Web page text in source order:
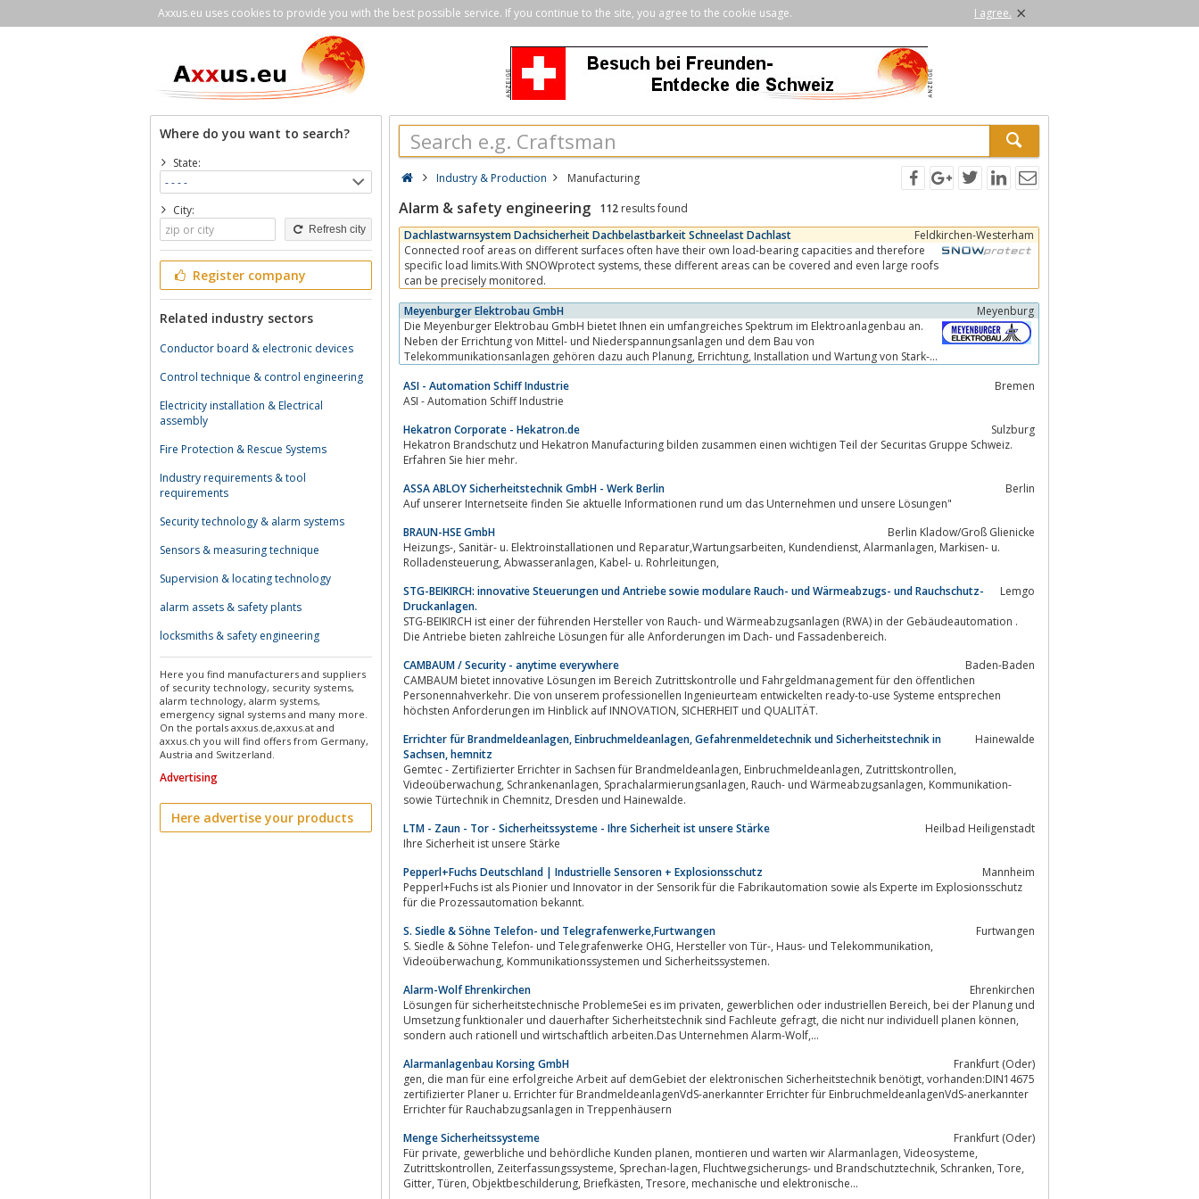
Axxus.eu uses cookies to provide you with the best possible service. If you continue to the site, you agree to the cookie usage. I agree. ×
Where do you want to search?
State:
City:
Refresh city
Register company
Related industry sectors
Conductor board & electronic devices
Control technique & control engineering
Electricity installation & Electrical
assembly
Fire Protection & Rescue Systems
Industry requirements & tool
requirements
Security technology & alarm systems
Sensors & measuring technique
Supervision & locating technology
alarm assets & safety plants
locksmiths & safety engineering
Here you find manufacturers and suppliers
of security technology, security systems,
alarm technology, alarm systems,
emergency signal systems and many more.
On the portals axxus.de,axxus.at and
axxus.ch you will find offers from Germany,
Austria and Switzerland.
Advertising
Here advertise your products
Industry & Production Manufacturing
Alarm & safety engineering 112 results found
Dachlastwarnsystem Dachsicherheit Dachbelastbarkeit Schneelast Dachlast
Feldkirchen-Westerham
Connected roof areas on different surfaces often have their own load-bearing capacities and therefore
specific load limits.With SNOWprotect systems, these different areas can be covered and even large roofs
can be precisely monitored.
Meyenburger Elektrobau GmbH
Meyenburg
Die Meyenburger Elektrobau GmbH bietet Ihnen ein umfangreiches Spektrum im Elektroanlagenbau an.
Neben der Errichtung von Mittel- und Niederspannungsanlagen und dem Bau von
Telekommunikationsanlagen gehören dazu auch Planung, Errichtung, Installation und Wartung von Stark-
ASI - Automation Schiff Industrie
Bremen
ASI - Automation Schiff Industrie
Hekatron Corporate - Hekatron.de
Sulzburg
Hekatron Brandschutz und Hekatron Manufacturing bilden zusammen einen wichtigen Teil der Securitas Gruppe Schweiz.
Erfahren Sie hier mehr.
ASSA ABLOY Sicherheitstechnik GmbH - Werk Berlin
Berlin
Auf unserer Internetseite finden Sie aktuelle Informationen rund um das Unternehmen und unsere Lösungen"
BRAUN-HSE GmbH
Berlin Kladow/Groß Glienicke
Heizungs-, Sanitär- u. Elektroinstallationen und Reparatur,Wartungsarbeiten, Kundendienst, Alarmanlagen, Markisen- u.
Rolladensteuerung, Abwasseranlagen, Kabel- u. Rohrleitungen,
STG-BEIKIRCH: innovative Steuerungen und Antriebe sowie modulare Rauch- und Wärmeabzugs- und Rauchschutz-
Druckanlagen.
Lemgo
STG-BEIKIRCH ist einer der führenden Hersteller von Rauch- und Wärmeabzugsanlagen (RWA) in der Gebäudeautomation .
Die Antriebe bieten zahlreiche Lösungen für alle Anforderungen im Dach- und Fassadenbereich.
CAMBAUM / Security - anytime everywhere
Baden-Baden
CAMBAUM bietet innovative Lösungen im Bereich Zutrittskontrolle und Fahrgeldmanagement für den öffentlichen
Personennahverkehr. Die von unserem professionellen Ingenieurteam entwickelten ready-to-use Systeme entsprechen
höchsten Anforderungen im Hinblick auf INNOVATION, SICHERHEIT und QUALITÄT.
Errichter für Brandmeldeanlagen, Einbruchmeldeanlagen, Gefahrenmeldetechnik und Sicherheitstechnik in
Sachsen, hemnitz
Hainewalde
Gemtec - Zertifizierter Errichter in Sachsen für Brandmeldeanlagen, Einbruchmeldeanlagen, Zutrittskontrollen,
Videoüberwachung, Schrankenanlagen, Sprachalarmierungsanlagen, Rauch- und Wärmeabzugsanlagen, Kommunikation-
sowie Türtechnik in Chemnitz, Dresden und Hainewalde.
LTM - Zaun - Tor - Sicherheitssysteme - Ihre Sicherheit ist unsere Stärke
Heilbad Heiligenstadt
Ihre Sicherheit ist unsere Stärke
Pepperl+Fuchs Deutschland | Industrielle Sensoren + Explosionsschutz
Mannheim
Pepperl+Fuchs ist als Pionier und Innovator in der Sensorik für die Fabrikautomation sowie als Experte im Explosionsschutz
für die Prozessautomation bekannt.
S. Siedle & Söhne Telefon- und Telegrafenwerke,Furtwangen
Furtwangen
S. Siedle & Söhne Telefon- und Telegrafenwerke OHG, Hersteller von Tür-, Haus- und Telekommunikation,
Videoüberwachung, Kommunikationssystemen und Sicherheitssystemen.
Alarm-Wolf Ehrenkirchen
Ehrenkirchen
Lösungen für sicherheitstechnische ProblemeSei es im privaten, gewerblichen oder industriellen Bereich, bei der Planung und
Umsetzung funktionaler und dauerhafter Sicherheitstechnik sind Fachleute gefragt, die nicht nur individuell planen können,
sondern auch rationell und wirtschaftlich arbeiten.Das Unternehmen Alarm-Wolf,...
Alarmanlagenbau Korsing GmbH
Frankfurt (Oder)
gen, die man für eine erfolgreiche Arbeit auf demGebiet der elektronischen Sicherheitstechnik benötigt, vorhanden:DIN14675
zertifizierter Planer u. Errichter für BrandmeldeanlagenVdS-anerkannter Errichter für EinbruchmeldeanlagenVdS-anerkannter
Errichter für Rauchabzugsanlagen in Treppenhäusern
Menge Sicherheitssysteme
Frankfurt (Oder)
Für private, gewerbliche und behördliche Kunden planen, montieren und warten wir Alarmanlagen, Videosysteme,
Zutrittskontrollen, Zeiterfassungssysteme, Sprechan-lagen, Fluchtwegsicherungs- und Brandschutztechnik, Schranken, Tore,
Gitter, Türen, Objektbeschilderung, Briefkästen, Tresore, mechanische und elektronische...